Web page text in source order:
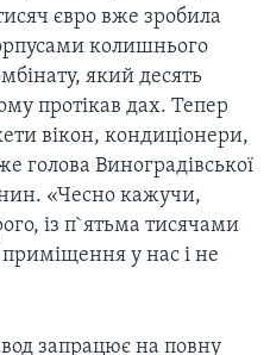
євро вже зробила
колишнього
який десять
протікав дах. Тепер
вікон, кондиціонери,
голова Виноградівської
«Чесно кажучи,
із п`ятьма тисячами
у нас і не
запрацює на повну